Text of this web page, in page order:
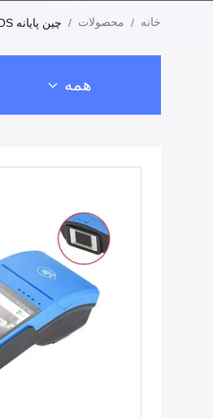
خانه / محصولات / چین پایانه POS بیومتریک
همه